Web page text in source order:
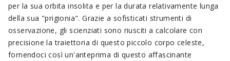
per la sua orbita insolita e per la durata relativamente lunga
della sua "prigionia". Grazie a sofisticati strumenti di
osservazione, gli scienziati sono riusciti a calcolare con
precisione la traiettoria di questo piccolo corpo celeste,
fornendoci così un'anteprima di questo affascinante